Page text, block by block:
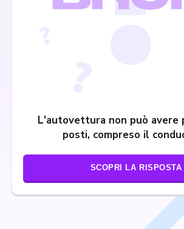
L'autovettura non può avere
posti, compreso il
SCOPRI LA RISPOSTA